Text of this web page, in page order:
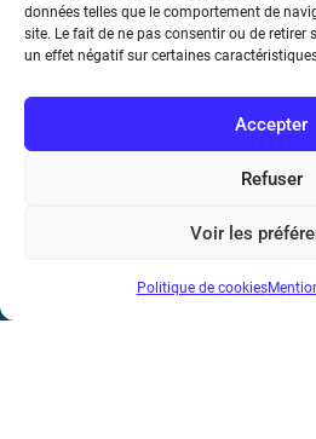
données telles que le comportement de
site. Le fait de ne pas consentir ou de retirer
un effet négatif sur certaines
Accepter
Refuser
Voir les
Politique de cookies
Société de l’Electricité, de
de l’Information et de la
17 rue de l’Amiral Hamelin
Métro : « Boissière » Ligne 6 et «
Téléphone : (+33) 1 56 90 37 17
N° de SIREN : 785 393 232, Code